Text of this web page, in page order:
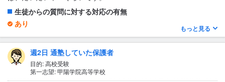
生徒からの質問に対する対応の有無
あり
聞いたら答えてくれます。
1日あたりの授業時間について
2〜3時間
授業の形式・流れ・雰囲気
もっと見る
週2日 通塾していた保護者
目的: 高校受験
第一志望: 甲陽学院高等学校